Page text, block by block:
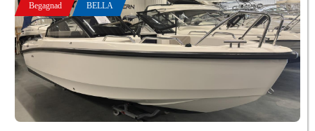
Begagnad BELLA